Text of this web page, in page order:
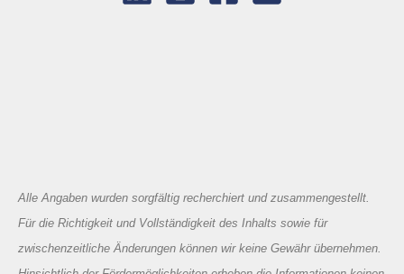
Alle Angaben wurden sorgfältig recherchiert und zusammengestellt.
Für die Richtigkeit und Vollständigkeit des Inhalts sowie für
zwischenzeitliche Änderungen können wir keine Gewähr übernehmen.